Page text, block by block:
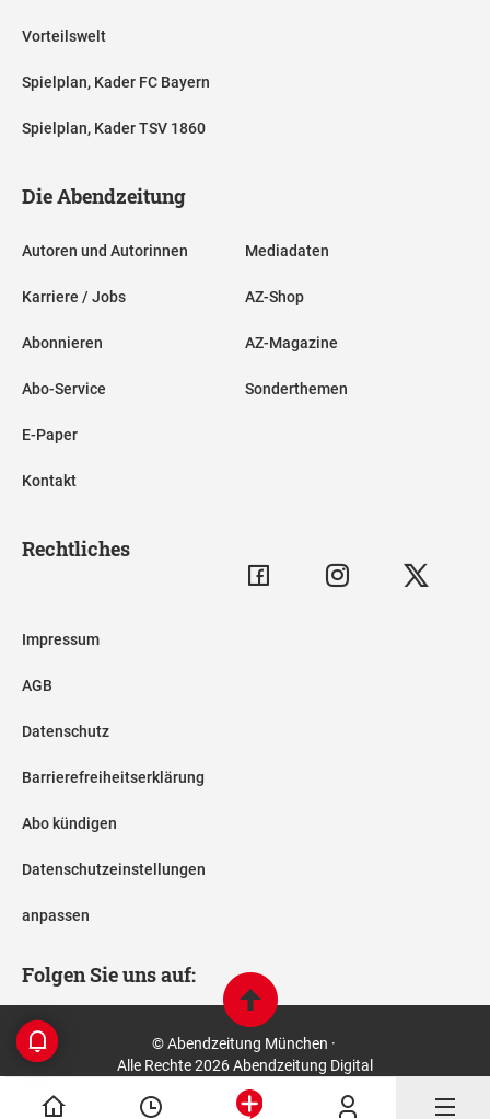
Vorteilswelt
Spielplan, Kader FC Bayern
Spielplan, Kader TSV 1860
Die Abendzeitung
Autoren und Autorinnen
Karriere / Jobs
Abonnieren
Abo-Service
E-Paper
Kontakt
Mediadaten
AZ-Shop
AZ-Magazine
Sonderthemen
Rechtliches
Impressum
AGB
Datenschutz
Barrierefreiheitserklärung
Abo kündigen
Datenschutzeinstellungen
anpassen
Folgen Sie uns auf:
© Abendzeitung München ·
Alle Rechte 2026 Abendzeitung Digital